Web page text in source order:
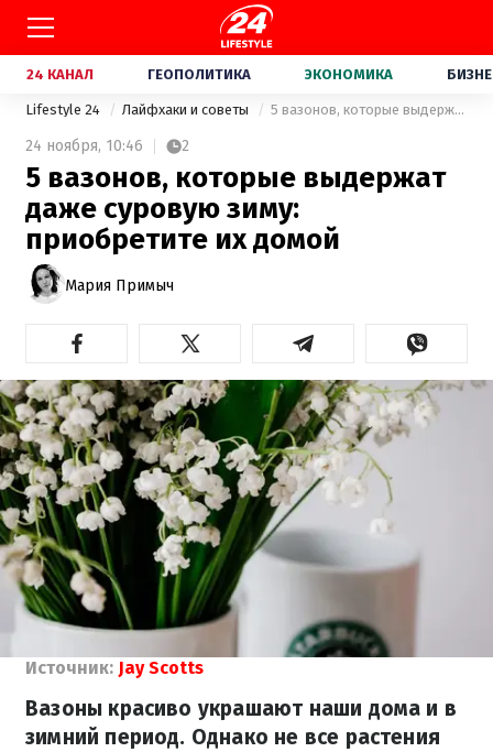
24 КАНАЛ ГЕОПОЛИТИКА ЭКОНОМИКА
Lifestyle 24 Лайфхаки и советы 5 вазонов, которые выдержат даже суровую зиму: приобретите их домой
24 ноября, 10:46 2
5 вазонов, которые выдержат
даже суровую зиму:
приобретите их домой
Мария Примыч
Источник: Jay Scotts
Вазоны красиво украшают наши дома и в
зимний период. Однако не все растения